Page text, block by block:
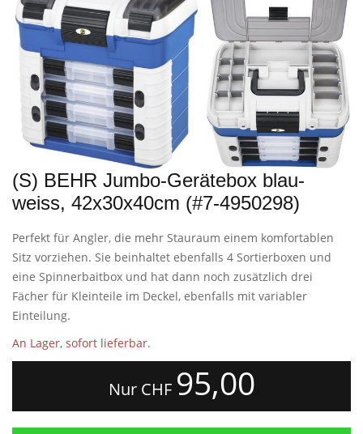
(S) BEHR Jumbo-Gerätebox blau-
weiss, 42x30x40cm (#7-4950298)
Perfekt für Angler, die mehr Stauraum einem komfortablen
Sitz vorziehen. Sie beinhaltet ebenfalls 4 Sortierboxen und
eine Spinnerbaitbox und hat dann noch zusätzlich drei
Fächer für Kleinteile im Deckel, ebenfalls mit variabler
Einteilung.
An Lager, sofort lieferbar.
Nur CHF 95,00